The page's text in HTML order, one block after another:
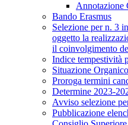
Annotazione
Bando Erasmus
Selezione per n. 3
oggetto la
il coinvolgimento
Indice tempestività
Situazione
Proroga termini
Determine 2023-
Avviso selezione
Pubblicazione